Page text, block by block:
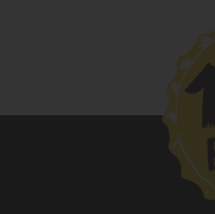
Nos
Paniers